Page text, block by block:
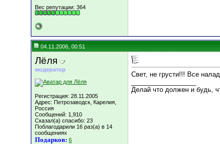
Вес репутации: 364
04.11.2006, 00:51
Лёля
модератор
Регистрация: 28.11.2005
Адрес: Петрозаводск, Карелия,
Россия
Сообщений: 1,910
Сказал(а) спасибо: 23
Поблагодарили 16 раз(а) в 14
сообщениях
Подарков: 6
Свет, не грусти!!! Все
Делай что должен и будь,